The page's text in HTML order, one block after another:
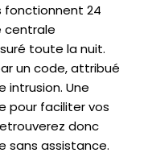
fonctionnent 24
centrale
toute la nuit.
un code, attribué
Une
pour faciliter vos
donc
sans assistance.